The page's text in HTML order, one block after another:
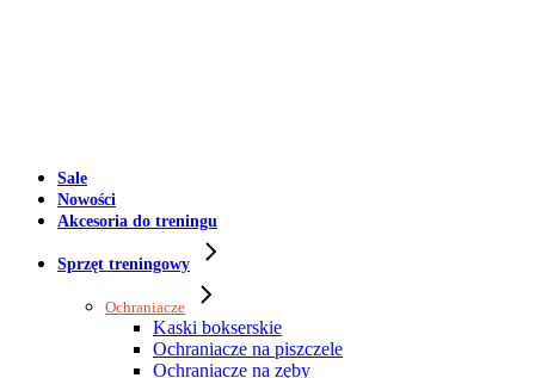
Sale
Nowości
Akcesoria do treningu
Sprzęt treningowy
Ochraniacze
Kaski bokserskie
Ochraniacze na piszczele
Ochraniacze na zęby